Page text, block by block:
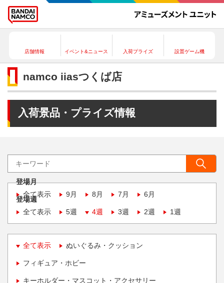
店舗情報 イベント&ニュース 入荷プライズ 設置ゲーム機
namco iiasつくば店
入荷景品・プライズ情報
登場月
全て表示
9月 8月 7月 6月
登場週
全て表示
5週 4週 3週 2週 1週
全て表示 ぬいぐるみ・クッション
フィギュア・ホビー
キーホルダー・マスコット・アクセサリー